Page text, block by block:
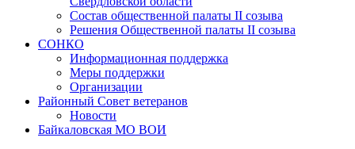
Состав общественной палаты II созыва
Решения Общественной палаты II созыва
СОНКО
Информационная поддержка
Меры поддержки
Организации
Районный Совет ветеранов
Новости
Байкаловская МО ВОИ